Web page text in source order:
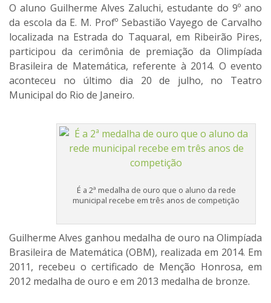
O aluno Guilherme Alves Zaluchi, estudante do 9º ano
da escola da E. M. Profº Sebastião Vayego de Carvalho
localizada na Estrada do Taquaral, em Ribeirão Pires,
participou da cerimônia de premiação da Olimpíada
Brasileira de Matemática, referente à 2014. O evento
aconteceu no último dia 20 de julho, no Teatro
Municipal do Rio de Janeiro.
É a 2ª medalha de ouro que o aluno da rede
municipal recebe em três anos de competição
Guilherme Alves ganhou medalha de ouro na Olimpíada
Brasileira de Matemática (OBM), realizada em 2014. Em
2011, recebeu o certificado de Menção Honrosa, em
2012 medalha de ouro e em 2013 medalha de bronze.